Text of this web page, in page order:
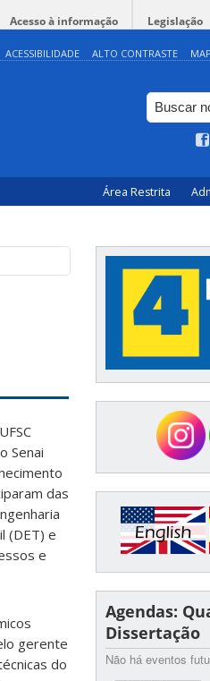
Acesso à informação Legislação
ACESSIBILIDADE ALTO CONTRASTE
Área Restrita
Senai
das
(DET) e
e
gerente
do
Agendas:
Dissertação
Não há eventos